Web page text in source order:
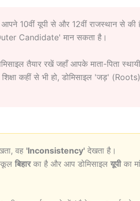
10वीं यूपी से और 12वीं राजस्थान से की
Candidate' मान सकता है।
तैयार रखें जहाँ आपके माता-पिता
कहीं से भी हो, डोमिसाइल 'जड़'
वह 'Inconsistency' देखता है।
बिहारका है और आप डोमिसाइल यूपीका